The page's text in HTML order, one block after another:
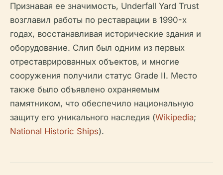
Признавая ее значимость, Underfall Yard Trust
возглавил работы по реставрации в 1990-х
годах, восстанавливая исторические здания и
оборудование. Слип был одним из первых
отреставрированных объектов, и многие
сооружения получили статус Grade II. Место
также было объявлено охраняемым
памятником, что обеспечило национальную
защиту его уникального наследия (Wikipedia;
National Historic Ships).